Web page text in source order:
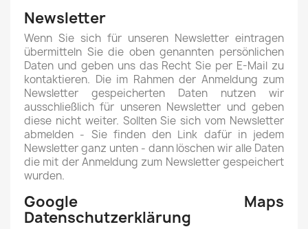
Newsletter
Wenn Sie sich für unseren Newsletter eintragen
übermitteln Sie die oben genannten persönlichen
Daten und geben uns das Recht Sie per E-Mail zu
kontaktieren. Die im Rahmen der Anmeldung zum
Newsletter gespeicherten Daten nutzen wir
ausschließlich für unseren Newsletter und geben
diese nicht weiter. Sollten Sie sich vom Newsletter
abmelden - Sie finden den Link dafür in jedem
Newsletter ganz unten - dann löschen wir alle Daten
die mit der Anmeldung zum Newsletter gespeichert
wurden.
Google Maps
Datenschutzerklärung